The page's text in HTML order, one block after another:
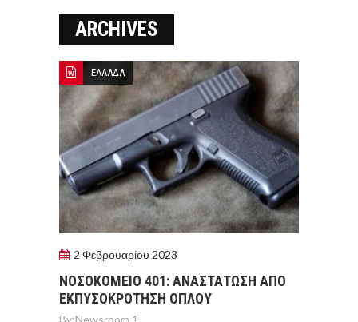
ARCHIVES
ΕΛΛΑΔΑ
2 Φεβρουαρίου 2023
ΝΟΣΟΚΟΜΕΙΟ 401: ΑΝΑΣΤΑΤΩΣΗ ΑΠΟ
ΕΚΠΥΣΟΚΡΟΤΗΣΗ ΟΠΛΟΥ
By:Newsroom 1